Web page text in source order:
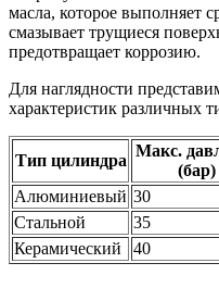
масла, которое выполняет
смазывает трущиеся
предотвращает коррозию.
Для наглядности
характеристик различных
Тип цилиндра
Макс.
(бар)
Алюминиевый 30
Стальной
35
Керамический
40